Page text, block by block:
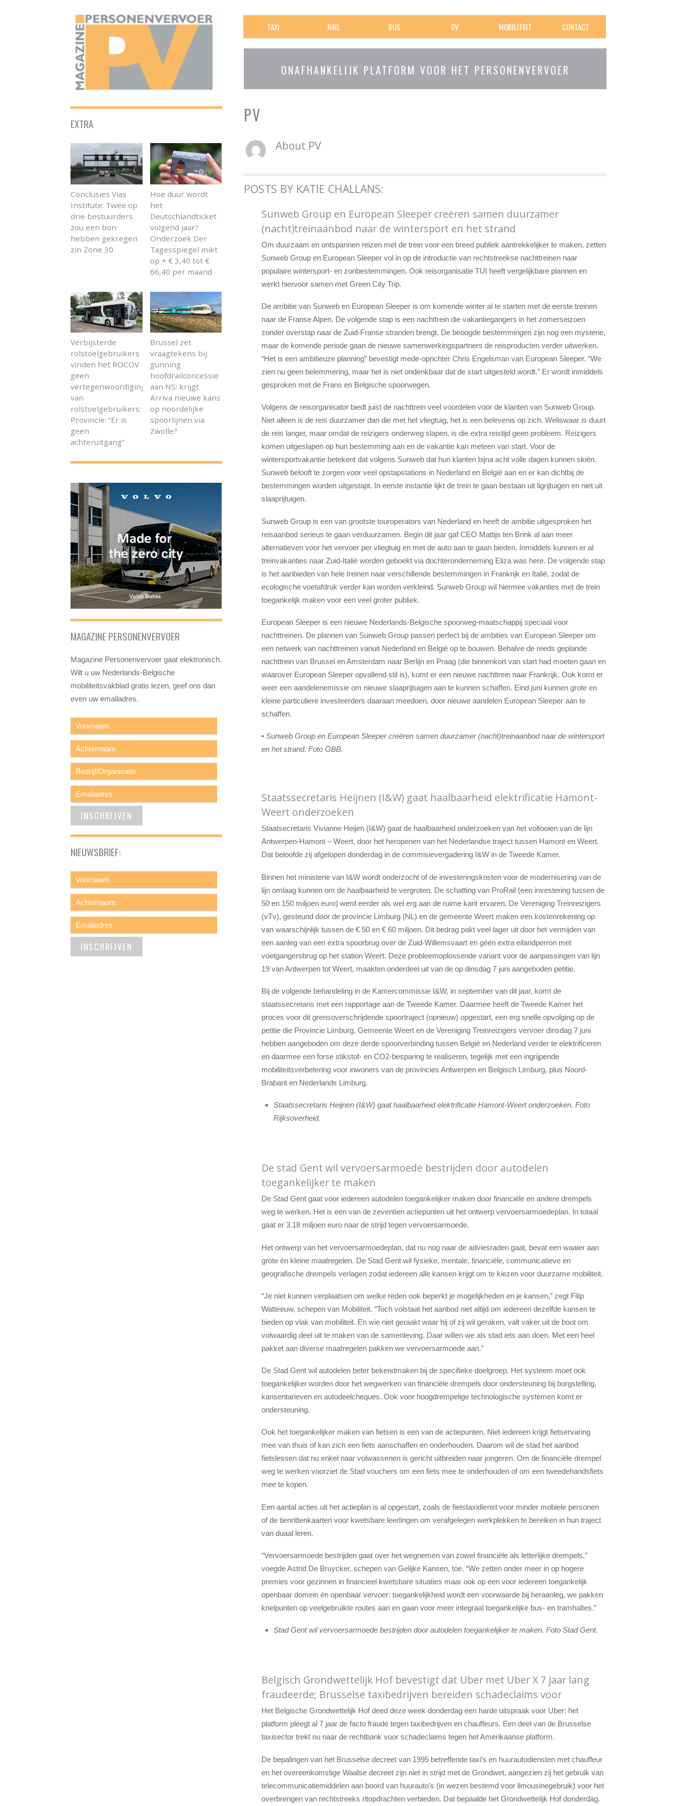
TAXI RAIL BUS OV MOBILITEIT CONTACT
ONAFHANKELIJK PLATFORM VOOR HET PERSONENVERVOER
PV
About PV
POSTS BY KATIE CHALLANS:
Sunweb Group en European Sleeper creëren samen duurzamer
(nacht)treinaanbod naar de wintersport en het strand
Om duurzaam en ontspannen reizen met de trein voor een breed publiek aantrekkelijker te maken, zetten
Sunweb Group en European Sleeper vol in op de introductie van rechtstreekse nachttreinen naar
populaire wintersport- en zonbestemmingen. Ook reisorganisatie TUI heeft vergelijkbare plannen en
werkt hiervoor samen met Green City Trip.
De ambitie van Sunweb en European Sleeper is om komende winter al te starten met de eerste treinen
naar de Franse Alpen. De volgende stap is een nachttrein die vakantiegangers in het zomerseizoen
zonder overstap naar de Zuid-Franse stranden brengt. De beoogde bestemmingen zijn nog een mysterie,
maar de komende periode gaan de nieuwe samenwerkingspartners de reisproducten verder uitwerken.
“Het is een ambitieuze planning” bevestigt mede-oprichter Chris Engelsman van European Sleeper. “We
zien nu geen belemmering, maar het is niet ondenkbaar dat de start uitgesteld wordt.” Er wordt inmiddels
gesproken met de Frans en Belgische spoorwegen.
Volgens de reisorganisator biedt juist de nachttrein veel voordelen voor de klanten van Sunweb Group.
Niet alleen is de reis duurzamer dan die met het vliegtuig, het is een belevenis op zich. Weliswaar is duurt
de reis langer, maar omdat de reizigers onderweg slapen, is die extra reistijd geen probleem. Reizigers
komen uitgeslapen op hun bestemming aan en de vakantie kan meteen van start. Voor de
wintersportvakantie betekent dat volgens Sunweb dat hun klanten bijna acht volle dagen kunnen skiën.
Sunweb belooft te zorgen voor veel opstapstations in Nederland en België aan en er kan dichtbij de
bestemmingen worden uitgestapt. In eerste instantie lijkt de trein te gaan bestaan uit ligrijtuigen en niet uit
slaaprijtuigen.
Sunweb Group is een van grootste touroperators van Nederland en heeft de ambitie uitgesproken het
reisaanbod serieus te gaan verduurzamen. Begin dit jaar gaf CEO Mattijs ten Brink al aan meer
alternatieven voor het vervoer per vliegtuig en met de auto aan te gaan bieden. Inmiddels kunnen er al
treinvakanties naar Zuid-Italië worden geboekt via dochteronderneming Eliza was here. De volgende stap
is het aanbieden van hele treinen naar verschillende bestemmingen in Frankrijk en Italië, zodat de
ecologische voetafdruk verder kan worden verkleind. Sunweb Group wil hiermee vakanties met de trein
toegankelijk maken voor een veel groter publiek.
European Sleeper is een nieuwe Nederlands-Belgische spoorweg-maatschappij speciaal voor
nachttreinen. De plannen van Sunweb Group passen perfect bij de ambities van European Sleeper om
een netwerk van nachttreinen vanuit Nederland en België op te bouwen. Behalve de reeds geplande
nachttrein van Brussel en Amsterdam naar Berlijn en Praag (die binnenkort van start had moeten gaan en
waarover European Sleeper opvallend stil is), komt er een nieuwe nachttrein naar Frankrijk. Ook komt er
weer een aandelenemissie om nieuwe slaaprijtuigen aan te kunnen schaffen. Eind juni kunnen grote en
kleine particuliere investeerders daaraan meedoen, door nieuwe aandelen European Sleeper aan te
schaffen.
• Sunweb Group en European Sleeper creëren samen duurzamer (nacht)treinaanbod naar de wintersport
en het strand. Foto ÖBB.
Staatssecretaris Heijnen (I&W) gaat haalbaarheid elektrificatie Hamont-
Weert onderzoeken
Staatsecretaris Vivianne Heijen (I&W) gaat de haalbaarheid onderzoeken van het voltooien van de lijn
Antwerpen-Hamont – Weert, door het heropenen van het Nederlandse traject tussen Hamont en Weert.
Dat beloofde zij afgelopen donderdag in de commisievergadering I&W in de Tweede Kamer.
Binnen het ministerie van I&W wordt onderzocht of de investeringskosten voor de modernisering van de
lijn omlaag kunnen om de haalbaarheid te vergroten. De schatting van ProRail (een investering tussen de
50 en 150 miljoen euro) werd eerder als wel erg aan de ruime kant ervaren. De Vereniging Treinreizigers
(vTv), gesteund door de provincie Limburg (NL) en de gemeente Weert maken een kostenrekening op
van waarschijnlijk tussen de € 50 en € 60 miljoen. Dit bedrag pakt veel lager uit door het vermijden van
een aanleg van een extra spoorbrug over de Zuid-Willemsvaart en géén extra eilandperron met
voetgangersbrug op het station Weert. Deze probleemoplossende variant voor de aanpassingen van lijn
19 van Antwerpen tot Weert, maakten onderdeel uit van de op dinsdag 7 juni aangeboden petitie.
Bij de volgende behandeling in de Kamercommissie I&W, in september van dit jaar, komt de
staatssecretaris met een rapportage aan de Tweede Kamer. Daarmee heeft de Tweede Kamer het
proces voor dit grensoverschrijdende spoortraject (opnieuw) opgestart, een erg snelle opvolging op de
petitie die Provincie Limburg, Gemeente Weert en de Vereniging Treinreizigers vervoer dinsdag 7 juni
hebben aangeboden om deze derde spoorverbinding tussen België en Nederland verder te elektrificeren
en daarmee een forse stikstof- en CO2-besparing te realiseren, tegelijk met een ingrijpende
mobiliteitsverbetering voor inwoners van de provincies Antwerpen en Belgisch Limburg, plus Noord-
Brabant en Nederlands Limburg.
Staatssecretaris Heijnen (I&W) gaat haalbaarheid elektrificatie Hamont-Weert onderzoeken. Foto
Rijksoverheid.
De stad Gent wil vervoersarmoede bestrijden door autodelen
toegankelijker te maken
De Stad Gent gaat voor iedereen autodelen toegankelijker maken door financiële en andere drempels
weg te werken. Het is een van de zeventien actiepunten uit het ontwerp vervoersarmoedeplan. In totaal
gaat er 3.18 miljoen euro naar de strijd tegen vervoersarmoede.
Het ontwerp van het vervoersarmoedeplan, dat nu nog naar de adviesraden gaat, bevat een waaier aan
grote én kleine maatregelen. De Stad Gent wil fysieke, mentale, financiële, communicatieve en
geografische drempels verlagen zodat iedereen alle kansen krijgt om te kiezen voor duurzame mobiliteit.
“Je niet kunnen verplaatsen om welke reden ook beperkt je mogelijkheden en je kansen,” zegt Filip
Watteeuw, schepen van Mobiliteit. “Toch volstaat het aanbod niet altijd om iedereen dezelfde kansen te
bieden op vlak van mobiliteit. En wie niet geraakt waar hij of zij wil geraken, valt vaker uit de boot om
volwaardig deel uit te maken van de samenleving. Daar willen we als stad iets aan doen. Met een heel
pakket aan diverse maatregelen pakken we vervoersarmoede aan.”
De Stad Gent wil autodelen beter bekendmaken bij de specifieke doelgroep. Het systeem moet ook
toegankelijker worden door het wegwerken van financiële drempels door ondersteuning bij borgstelling,
kansentarieven en autodeelcheques. Ook voor hoogdrempelige technologische systemen komt er
ondersteuning.
Ook het toegankelijker maken van fietsen is een van de actiepunten. Niet iedereen krijgt fietservaring
mee van thuis of kan zich een fiets aanschaffen en onderhouden. Daarom wil de stad het aanbod
fietslessen dat nu enkel naar volwassenen is gericht uitbreiden naar jongeren. Om de financiële drempel
weg te werken voorziet de Stad vouchers om een fiets mee te onderhouden of om een tweedehandsfiets
mee te kopen.
Een aantal acties uit het actieplan is al opgestart, zoals de fietstaxidienst voor minder mobiele personen
of de tienrittenkaarten voor kwetsbare leerlingen om verafgelegen werkplekken te bereiken in hun traject
van duaal leren.
“Vervoersarmoede bestrijden gaat over het wegnemen van zowel financiële als letterlijke drempels,”
voegde Astrid De Bruycker, schepen van Gelijke Kansen, toe. “We zetten onder meer in op hogere
premies voor gezinnen in financieel kwetsbare situaties maar ook op een voor iedereen toegankelijk
openbaar domein én openbaar vervoer: toegankelijkheid wordt een voorwaarde bij heraanleg, we pakken
knelpunten op veelgebruikte routes aan en gaan voor meer integraal toegankelijke bus- en tramhaltes.”
Stad Gent wil vervoersarmoede bestrijden door autodelen toegankelijker te maken. Foto Stad Gent.
Belgisch Grondwettelijk Hof bevestigt dat Uber met Uber X 7 jaar lang
fraudeerde; Brusselse taxibedrijven bereiden schadeclaims voor
Het Belgische Grondwettelijk Hof deed deze week donderdag een harde uitspraak voor Uber: het
platform pleegt al 7 jaar de facto fraude tegen taxibedrijven en chauffeurs. Een deel van de Brusselse
taxisector trekt nu naar de rechtbank voor schadeclaims tegen het Amerikaanse platform.
De bepalingen van het Brusselse decreet van 1995 betreffende taxi’s en huurautodiensten met chauffeur
en het overeenkomstige Waalse decreet zijn niet in strijd met de Grondwet, aangezien zij het gebruik van
telecommunicatiemiddelen aan boord van huurauto’s (in wezen bestemd voor limousinegebruik) voor het
overbrengen van rechtstreeks ritopdrachten verbieden. Dat bepaalde het Grondwettelijk Hof donderdag.
EXTRA
Conclusies Vias
Institute: Twee op
drie bestuurders
zou een bon
hebben gekregen
zin Zone 30
Hoe duur wordt
het
Deutschlandticket
volgend jaar?
Onderzoek Der
Tagesspiegel mikt
op + € 3,40 tot €
66,40 per maand
Verbijsterde
rolstoelgebruikers
vinden het ROCOV
geen
vertegenwoordiging
van
rolstoelgebruikers:
Provincie: “Er is
geen
achteruitgang”
Brussel zet
vraagtekens bij
gunning
hoofdrailconcessie
aan NS: krijgt
Arriva nieuwe kans
op noordelijke
spoorlijnen via
Zwolle?
MAGAZINE PERSONENVERVOER
Magazine Personenvervoer gaat elektronisch.
Wilt u uw Nederlands-Belgische
mobiliteitsvakblad gratis lezen, geef ons dan
even uw emailadres.
NIEUWSBRIEF: